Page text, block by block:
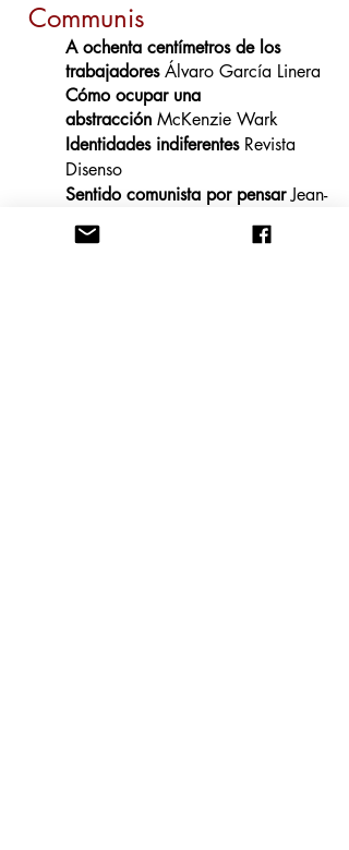
Communis
A ochenta centímetros de los
trabajadores Álvaro García Linera
Cómo ocupar una
abstracción McKenzie Wark
Identidades indiferentes Revista
Disenso
Sentido comunista por pensar Jean-
Luc Nancy
Sentido que no hace mundo